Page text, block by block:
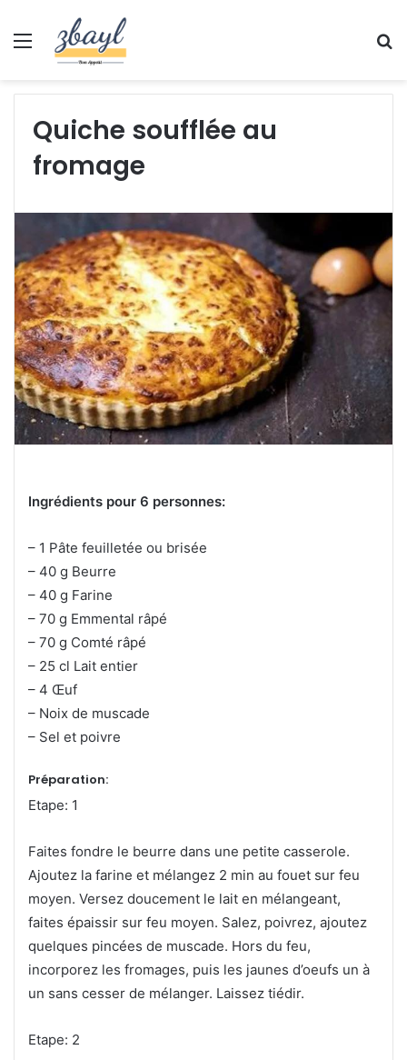
Menu
Quiche soufflée au
fromage
Ingrédients pour 6 personnes:
– 1 Pâte feuilletée ou brisée
– 40 g Beurre
– 40 g Farine
– 70 g Emmental râpé
– 70 g Comté râpé
– 25 cl Lait entier
– 4 Œuf
– Noix de muscade
– Sel et poivre
Préparation:
Etape: 1
Faites fondre le beurre dans une petite casserole.
Ajoutez la farine et mélangez 2 min au fouet sur feu
moyen. Versez doucement le lait en mélangeant,
faites épaissir sur feu moyen. Salez, poivrez, ajoutez
quelques pincées de muscade. Hors du feu,
incorporez les fromages, puis les jaunes d’oeufs un à
un sans cesser de mélanger. Laissez tiédir.
Etape: 2